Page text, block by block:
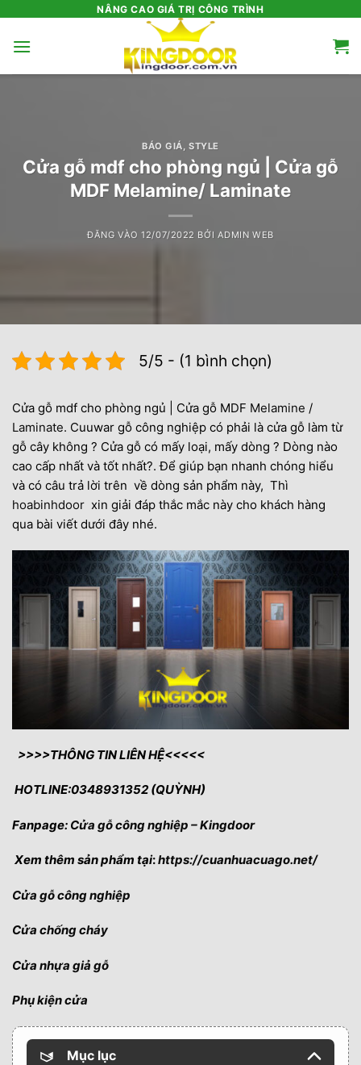
nội
NÂNG CAO GIÁ TRỊ CÔNG TRÌNH
BÁO GIÁ ,STYLE
Cửa gỗ mdf cho phòng ngủ | Cửa gỗ
MDF Melamine/ Laminate
ĐĂNG VÀO12/07/2022 BỞI ADMIN WEB
5/5 - (1 bình chọn)
Cửa gỗ mdf cho phòng ngủ | Cửa gỗ MDF Melamine /
Laminate. Cuuwar gỗ công nghiệp có phải là cửa gỗ làm từ
gỗ cây không ? Cửa gỗ có mấy loại, mấy dòng ? Dòng nào
cao cấp nhất và tốt nhất?. Để giúp bạn nhanh chóng hiểu
và có câu trả lời trên về dòng sản phẩm này, Thì
hoabinhdoor xin giải đáp thắc mắc này cho khách hàng
qua bài viết dưới đây nhé.
>>>>THÔNG TIN LIÊN HỆ<<<<<
HOTLINE:0348931352 (QUỲNH)
Fanpage: Cửa gỗ công nghiệp – Kingdoor
Xem thêm sản phẩm tại:https://cuanhuacuago.net/
Cửa gỗ công nghiệp
Cửa chống cháy
Cửa nhựa giả gỗ
Phụ kiện cửa
Mục lục